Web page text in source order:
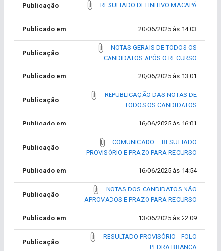
Publicação RESULTADO DEFINITIVO MACAPÁ
Publicado em 20/06/2025 às 14:03
Publicação
NOTAS GERAIS DE TODOS OS
CANDIDATOS APÓS O RECURSO
Publicado em 20/06/2025 às 13:01
Publicação
REPUBLICAÇÃO DAS NOTAS DE
TODOS OS CANDIDATOS
Publicado em 16/06/2025 às 16:01
Publicação
COMUNICADO – RESULTADO
PROVISÓRIO E PRAZO PARA RECURSO
Publicado em 16/06/2025 às 14:54
Publicação
NOTAS DOS CANDIDATOS NÃO
APROVADOS E PRAZO PARA RECURSO
Publicado em 13/06/2025 às 22:09
Publicação
RESULTADO PROVISÓRIO - POLO
PEDRA BRANCA